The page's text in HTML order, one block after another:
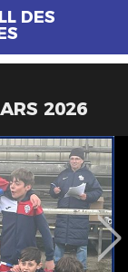
DES
2026